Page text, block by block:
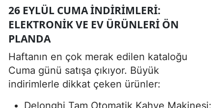
26 EYLÜL CUMA İNDIRIMLERI:
ELEKTRONIK VE EV ÜRÜNLERI ÖN
PLANDA
Haftanın en çok merak edilen kataloğu
Cuma günü satışa çıkıyor. Büyük
indirimlerle dikkat çeken ürünler:
Delonghi Tam Otomatik Kahve Makinesi: